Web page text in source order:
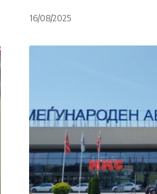
16/08/2025